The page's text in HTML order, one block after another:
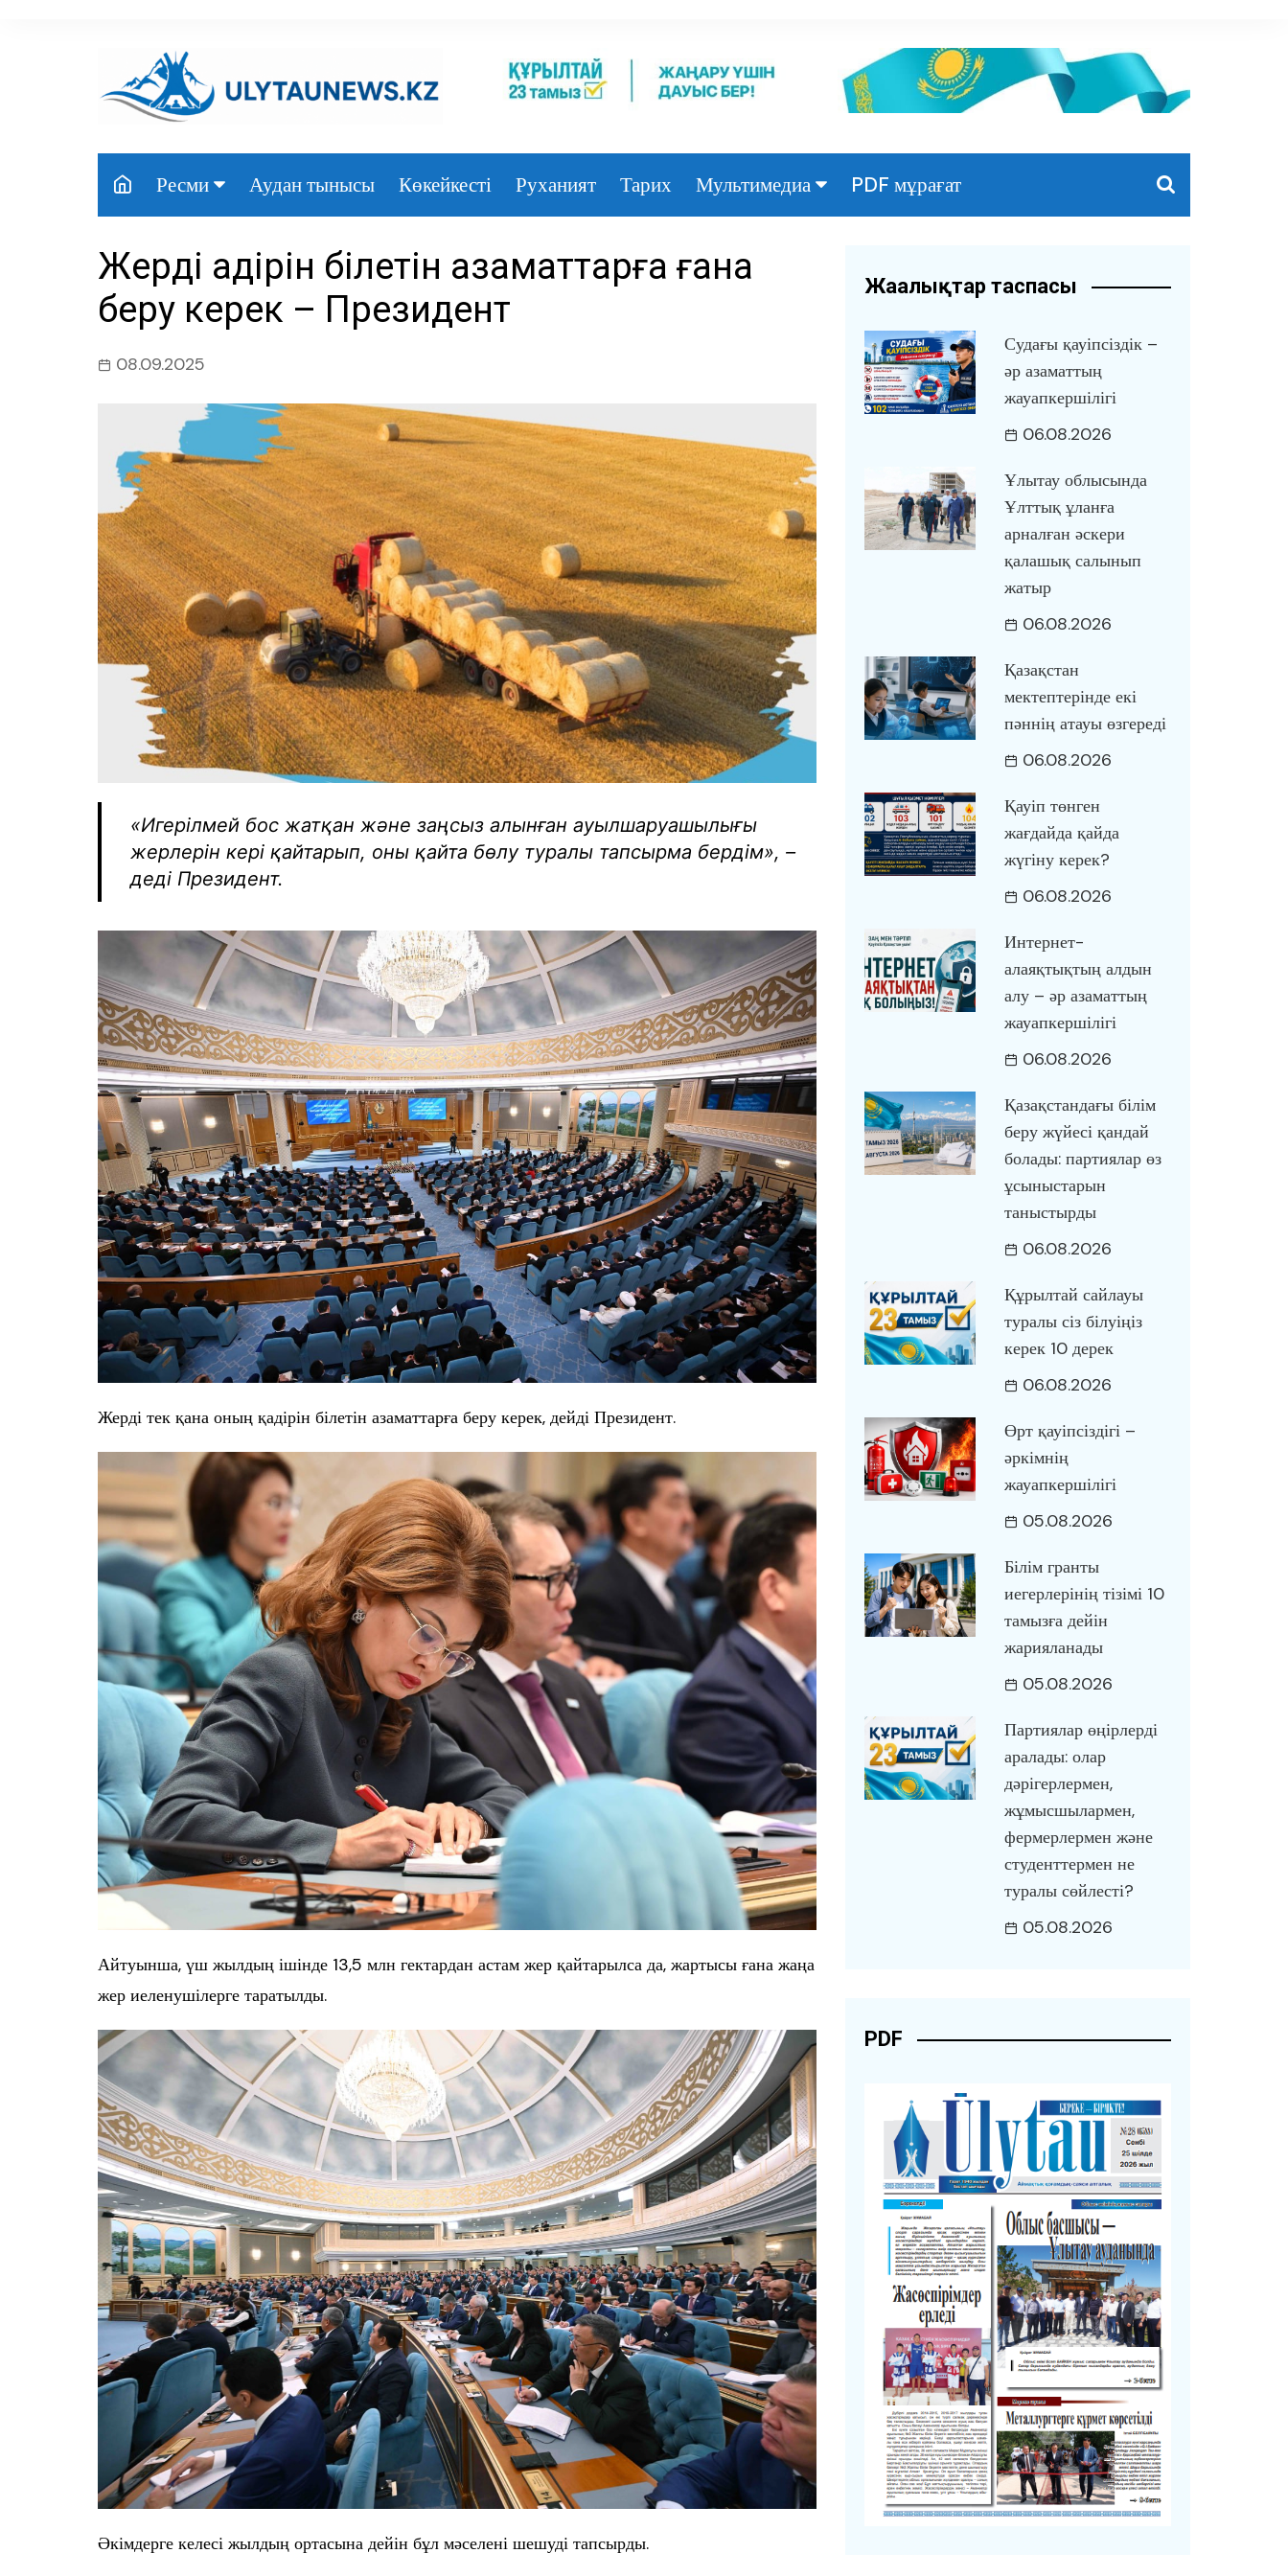
Ресми
Үкімет
Парламент
Облыс әкімдігі
Аудан тынысы Көкейкесті Руханият Тарих Мультимедиа
Видео
PDF мұрағат
Жерді қадірін білетін азаматтарға ғана
беру керек – Президент
08.09.2025
«Игерілмей бос жатқан және заңсыз алынған ауылшаруашылығы
жерлерін кері қайтарып, оны қайта бөлу туралы тапсырма бердім», –
деді Президент.
Жерді тек қана оның қадірін білетін азаматтарға беру керек, дейді Президент.
Айтуынша, үш жылдың ішінде 13,5 млн гектардан астам жер қайтарылса да, жартысы ғана жаңа
жер иеленушілерге таратылды.
Әкімдерге келесі жылдың ортасына дейін бұл мәселені шешуді тапсырды.
Жаңалықтар таспасы
Судағы қауіпсіздік –
әр азаматтың
жауапкершілігі
06.08.2026
Ұлытау облысында
Ұлттық ұланға
арналған әскери
қалашық салынып
жатыр
06.08.2026
Қазақстан
мектептерінде екі
пәннің атауы өзгереді
06.08.2026
Қауіп төнген
жағдайда қайда
жүгіну керек?
06.08.2026
Интернет-
алаяқтықтың алдын
алу – әр азаматтың
жауапкершілігі
06.08.2026
Қазақстандағы білім
беру жүйесі қандай
болады: партиялар өз
ұсыныстарын
таныстырды
06.08.2026
Құрылтай сайлауы
туралы сіз білуіңіз
керек 10 дерек
06.08.2026
Өрт қауіпсіздігі –
әркімнің
жауапкершілігі
05.08.2026
Білім гранты
иегерлерінің тізімі 10
тамызға дейін
жарияланады
05.08.2026
Партиялар өңірлерді
аралады: олар
дәрігерлермен,
жұмысшылармен,
фермерлермен және
студенттермен не
туралы сөйлесті?
05.08.2026
PDF